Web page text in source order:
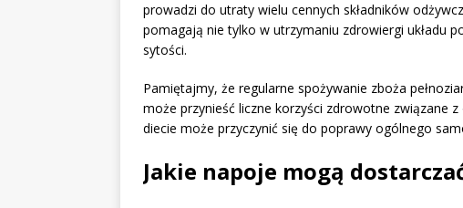
prowadzi do utraty wielu cennych składników
pomagają nie tylko w utrzymaniu zdrowiergi układu
sytości.
Pamiętajmy, że regularne spożywanie zboża
może przynieść liczne korzyści zdrowotne związane
diecie może przyczynić się do poprawy ogólnego
Jakie napoje mogą